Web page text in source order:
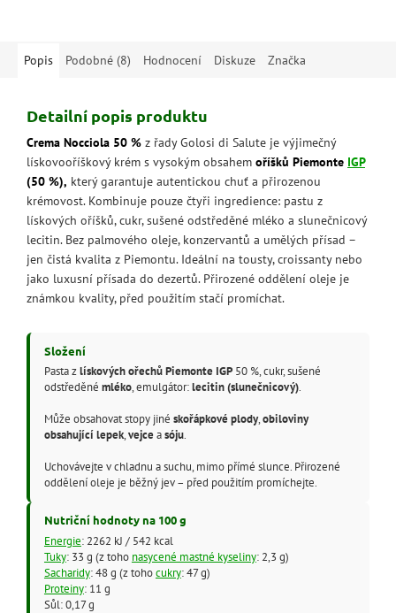
Popis
Podobné (8) Hodnocení Diskuze Značka
Detailní popis produktu
Crema Nocciola 50 % z řady Golosi di Salute je výjimečný
lískovooříškový krém s vysokým obsahem oříšků Piemonte IGP
(50 %), který garantuje autentickou chuť a přirozenou
krémovost. Kombinuje pouze čtyři ingredience: pastu z
lískových oříšků, cukr, sušené odstředěné mléko a slunečnicový
lecitin. Bez palmového oleje, konzervantů a umělých přísad –
jen čistá kvalita z Piemontu. Ideální na tousty, croissanty nebo
jako luxusní přísada do dezertů. Přirozené oddělení oleje je
známkou kvality, před použitím stačí promíchat.
Složení
Pasta zlískových ořechů Piemonte IGP50 %, cukr, sušené
odstředěné mléko, emulgátor:lecitin (slunečnicový).
Může obsahovat stopy jiné skořápkové plody,obiloviny
obsahující lepek,vejceasóju.
Uchovávejte v chladnu a suchu, mimo přímé slunce. Přirozené
oddělení oleje je běžný jev – před použitím promíchejte.
Nutriční hodnoty na 100 g
Energie: 2262 kJ / 542 kcal
Tuky: 33 g (z toho nasycené mastné kyseliny: 2,3 g)
Sacharidy: 48 g (z tohocukry: 47 g)
Proteiny: 11 g
Sůl: 0,17 g